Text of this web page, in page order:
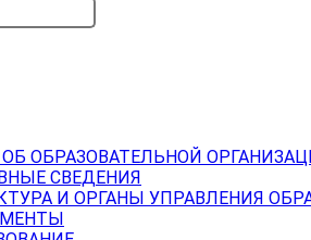
ОБРАЗОВАТЕЛЬНОЙ
СВЕДЕНИЯ
И ОРГАНЫ УПРАВЛЕНИЯ